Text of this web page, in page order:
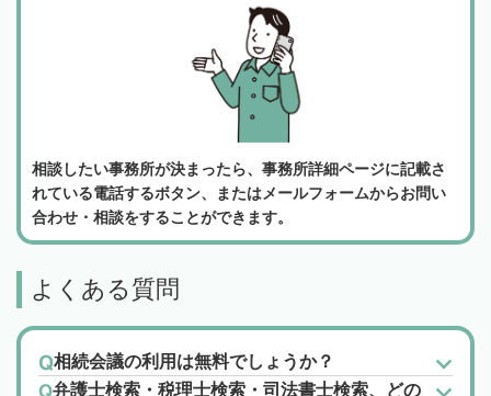
相談したい事務所が決まったら、事務所詳細ページに記載さ
れている電話するボタン、またはメールフォームからお問い
合わせ・相談をすることができます。
よくある質問
相続会議の利用は無料でしょうか？
弁護士検索・税理士検索・司法書士検索、どの